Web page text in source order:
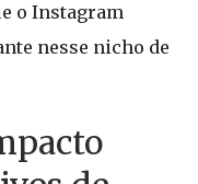
o Instagram
nesse nicho de